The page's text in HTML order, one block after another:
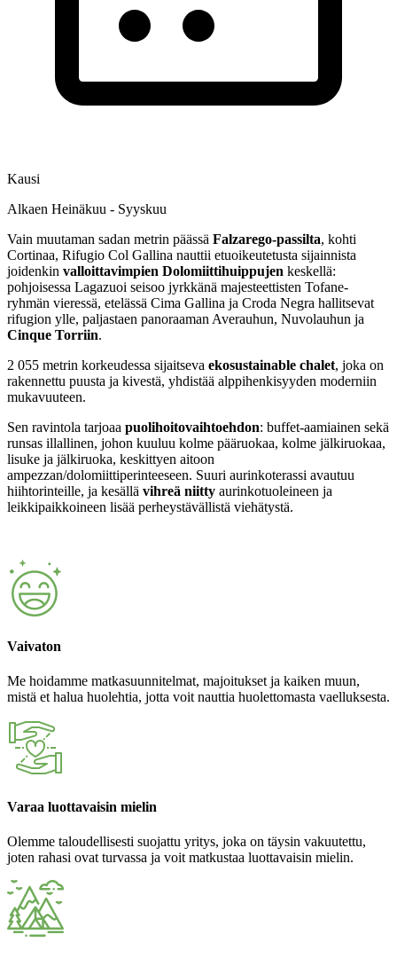
Kausi
Alkaen Heinäkuu - Syyskuu
Vain muutaman sadan metrin päässä Falzarego-passilta, kohti
Cortinaa, Rifugio Col Gallina nauttii etuoikeutetusta sijainnista
joidenkin valloittavimpien Dolomiittihuippujen keskellä:
pohjoisessa Lagazuoi seisoo jyrkkänä majesteettisten Tofane-
ryhmän vieressä, etelässä Cima Gallina ja Croda Negra hallitsevat
rifugion ylle, paljastaen panoraaman Averauhun, Nuvolauhun ja
Cinque Torriin.
2 055 metrin korkeudessa sijaitseva ekosustainable chalet, joka on
rakennettu puusta ja kivestä, yhdistää alppihenkisyyden moderniin
mukavuuteen.
Sen ravintola tarjoaa puolihoitovaihtoehdon: buffet-aamiainen sekä
runsas illallinen, johon kuuluu kolme pääruokaa, kolme jälkiruokaa,
lisuke ja jälkiruoka, keskittyen aitoon
ampezzan/dolomiittiperinteeseen. Suuri aurinkoterassi avautuu
hiihtorinteille, ja kesällä vihreä niitty aurinkotuoleineen ja
leikkipaikkoineen lisää perheystävällistä viehätystä.
Vaivaton
Me hoidamme matkasuunnitelmat, majoitukset ja kaiken muun,
mistä et halua huolehtia, jotta voit nauttia huolettomasta vaelluksesta.
Varaa luottavaisin mielin
Olemme taloudellisesti suojattu yritys, joka on täysin vakuutettu,
joten rahasi ovat turvassa ja voit matkustaa luottavaisin mielin.